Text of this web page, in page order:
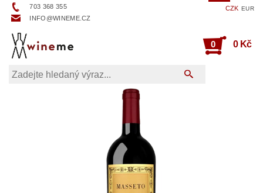
703 368 355
INFO@WINEME.CZ
CZK EUR
0 0 Kč